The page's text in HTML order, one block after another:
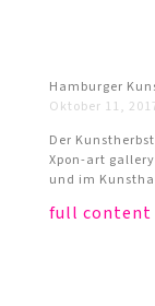
Hamburger
Oktober 11,
Der
Xpon-art
und im
full content